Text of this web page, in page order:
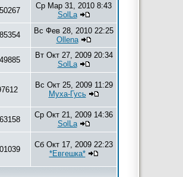
Ср Мар 31, 2010 8:43
SolLa
Вс Фев 28, 2010 22:25
Ollena
Вт Окт 27, 2009 20:34
SolLa
Вс Окт 25, 2009 11:29
Муха-Гусь
Ср Окт 21, 2009 14:36
SolLa
Сб Окт 17, 2009 22:23
*Евгешка*